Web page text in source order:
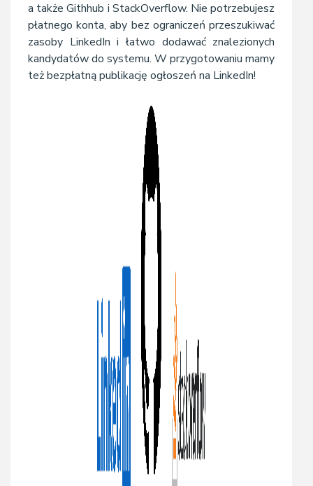
a także Githhub i StackOverflow. Nie potrzebujesz
płatnego konta, aby bez ograniczeń przeszukiwać
zasoby LinkedIn i łatwo dodawać znalezionych
kandydatów do systemu. W przygotowaniu mamy
też bezpłatną publikację ogłoszeń na LinkedIn!